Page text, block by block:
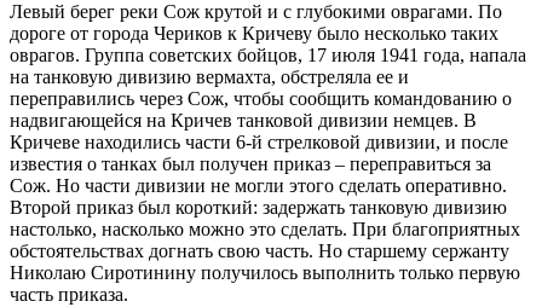
Левый берег реки Сож крутой и с глубокими оврагами. По
дороге от города Чериков к Кричеву было несколько таких
оврагов. Группа советских бойцов, 17 июля 1941 года, напала
на танковую дивизию вермахта, обстреляла ее и
переправились через Сож, чтобы сообщить командованию о
надвигающейся на Кричев танковой дивизии немцев. В
Кричеве находились части 6-й стрелковой дивизии, и после
известия о танках был получен приказ – переправиться за
Сож. Но части дивизии не могли этого сделать оперативно.
Второй приказ был короткий: задержать танковую дивизию
настолько, насколько можно это сделать. При благоприятных
обстоятельствах догнать свою часть. Но старшему сержанту
Николаю Сиротинину получилось выполнить только первую
часть приказа.